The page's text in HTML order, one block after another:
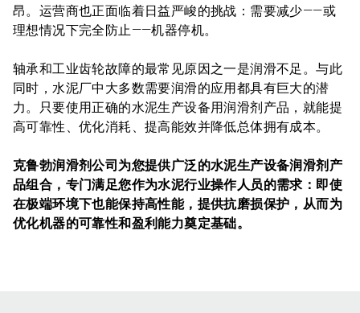
昂。运营商也正面临着日益严峻的挑战：需要减少——或
理想情况下完全防止——机器停机。
轴承和工业齿轮故障的最常见原因之一是润滑不足。与此
同时，水泥厂中大多数需要润滑的应用都具有巨大的潜
力。只要使用正确的水泥生产设备用润滑剂产品，就能提
高可靠性、优化消耗、提高能效并降低总体拥有成本。
克鲁勃润滑剂公司为您提供广泛的水泥生产设备润滑剂产
品组合，专门满足您作为水泥行业操作人员的需求：即使
在极端环境下也能保持高性能，提供抗磨损保护，从而为
优化机器的可靠性和盈利能力奠定基础。